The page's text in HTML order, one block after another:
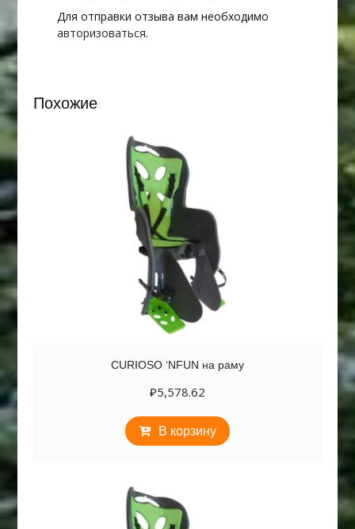
Для отправки отзыва вам необходимо
авторизоваться.
Похожие
CURIOSO ‘NFUN на раму
₽5,578.62
В корзину